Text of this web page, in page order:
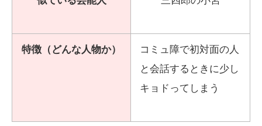
特徴（どんな人物か）
コミュ障で初対面の人
と会話するときに少し
キョドってしまう